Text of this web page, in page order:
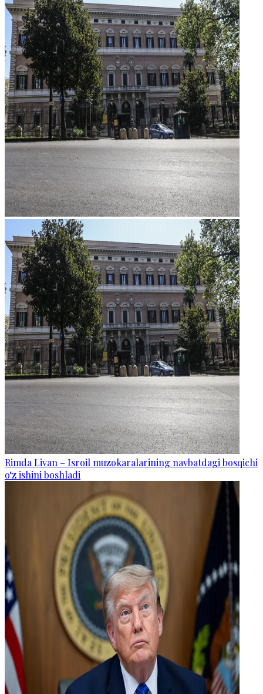
Rimda Livan – Isroil muzokaralarining navbatdagi bosqichi
o‘z ishini boshladi